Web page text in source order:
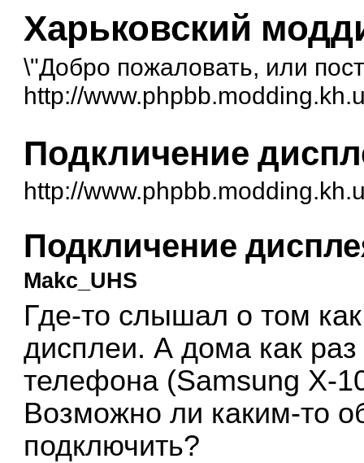
Харьковский
\"Добро пожаловать, или
http://
Подкличение
http://
Подкличение
Makc_UHS
Где-то слышал о том
дисплеи. А дома как
телефона (Samsung X-
Возможно ли каким-то
подключить?